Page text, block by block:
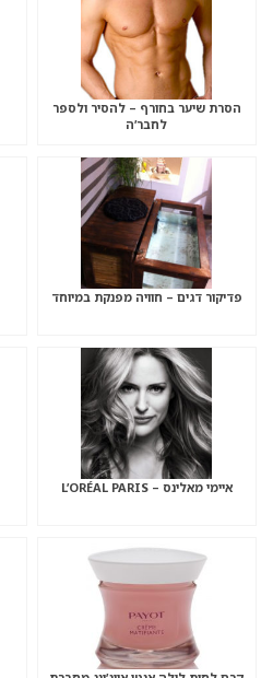
הסרת שיער בחורף – להסיר ולספר
לחבר’ה
פדיקור דגים – חוויה מפנקת במיוחד
איימי מאלינס – L’ORÉAL PARIS